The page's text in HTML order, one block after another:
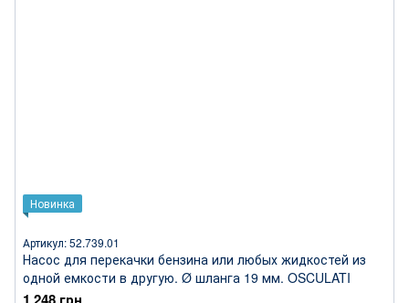
Новинка
Артикул: 52.739.01
Насос для перекачки бензина или любых жидкостей из
одной емкости в другую. Ø шланга 19 мм. OSCULATI